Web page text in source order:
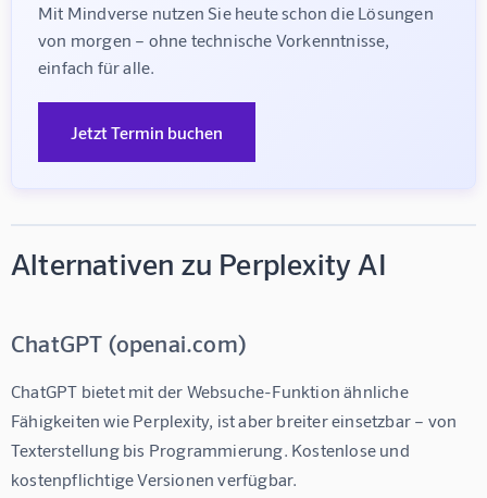
Mit Mindverse nutzen Sie heute schon die Lösungen
von morgen – ohne technische Vorkenntnisse,
einfach für alle.
Jetzt Termin buchen
Alternativen zu Perplexity AI
ChatGPT (openai.com)
ChatGPT bietet mit der Websuche-Funktion ähnliche
Fähigkeiten wie Perplexity, ist aber breiter einsetzbar – von
Texterstellung bis Programmierung. Kostenlose und
kostenpflichtige Versionen verfügbar.